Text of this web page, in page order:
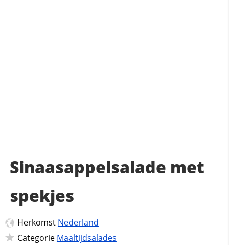
Sinaasappelsalade met
spekjes
Herkomst Nederland
Categorie Maaltijdsalades